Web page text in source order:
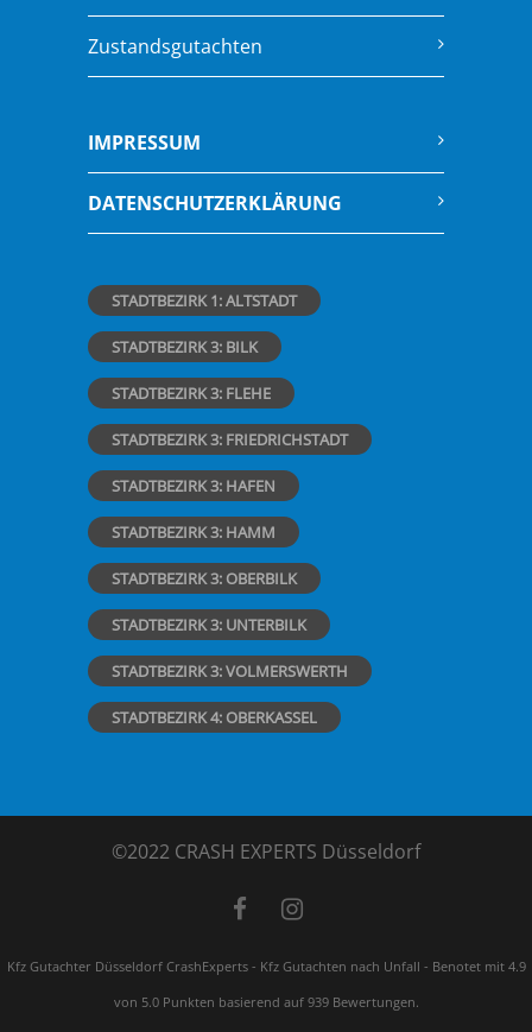
Zustandsgutachten
IMPRESSUM
DATENSCHUTZERKLÄRUNG
STADTBEZIRK 1: ALTSTADT
STADTBEZIRK 3: BILK
STADTBEZIRK 3: FLEHE
STADTBEZIRK 3: FRIEDRICHSTADT
STADTBEZIRK 3: HAFEN
STADTBEZIRK 3: HAMM
STADTBEZIRK 3: OBERBILK
STADTBEZIRK 3: UNTERBILK
STADTBEZIRK 3: VOLMERSWERTH
STADTBEZIRK 4: OBERKASSEL
©2022 CRASH EXPERTS Düsseldorf
Kfz Gutachter Düsseldorf CrashExperts - Kfz Gutachten nach Unfall - Benotet mit 4.9
von 5.0 Punkten basierend auf 939Bewertungen.